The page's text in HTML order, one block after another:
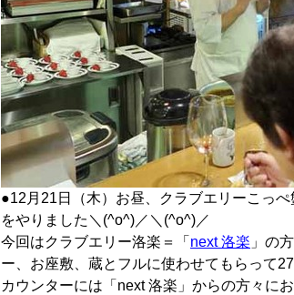
●12月21日（木）お昼、クラブエリーこっぺ
をやりました＼(^o^)／＼(^o^)／
今回はクラブエリー洛楽＝「 next 洛楽 」の
ー、お座敷、蔵とフルに使わせてもらって27
カウンターには「next 洛楽」からの方々に